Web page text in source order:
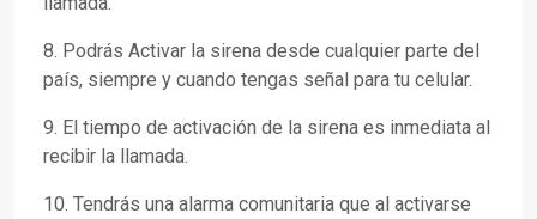
8. Podrás Activar la sirena desde cualquier parte del
país, siempre y cuando tengas señal para tu celular.
9. El tiempo de activación de la sirena es inmediata al
recibir la llamada.
10. Tendrás una alarma comunitaria que al activarse